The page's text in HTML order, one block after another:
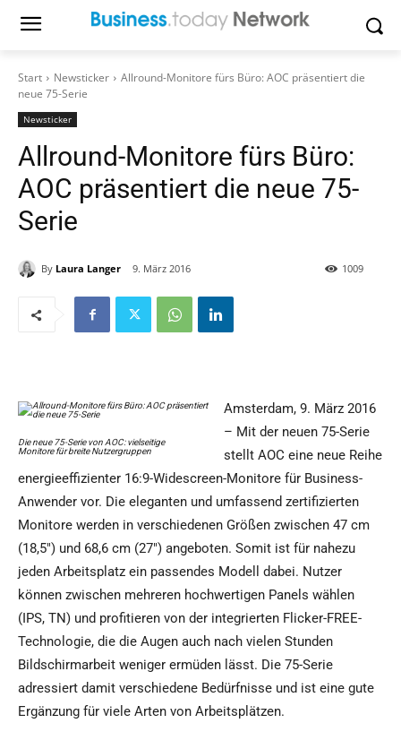
Start Newsticker
Allround-Monitore fürs Büro: AOC präsentiert die
neue 75-Serie
Newsticker
Allround-Monitore fürs Büro:
AOC präsentiert die neue 75-
Serie
By Laura Langer 9. März 2016 1009
Die neue 75-Serie von AOC: vielseitige
Monitore für breite Nutzergruppen
Amsterdam, 9. März 2016
– Mit der neuen 75-Serie
stellt AOC eine neue Reihe
energieeffizienter 16:9-Widescreen-Monitore für Business-
Anwender vor. Die eleganten und umfassend zertifizierten
Monitore werden in verschiedenen Größen zwischen 47 cm
(18,5″) und 68,6 cm (27″) angeboten. Somit ist für nahezu
jeden Arbeitsplatz ein passendes Modell dabei. Nutzer
können zwischen mehreren hochwertigen Panels wählen
(IPS, TN) und profitieren von der integrierten Flicker-FREE-
Technologie, die die Augen auch nach vielen Stunden
Bildschirmarbeit weniger ermüden lässt. Die 75-Serie
adressiert damit verschiedene Bedürfnisse und ist eine gute
Ergänzung für viele Arten von Arbeitsplätzen.